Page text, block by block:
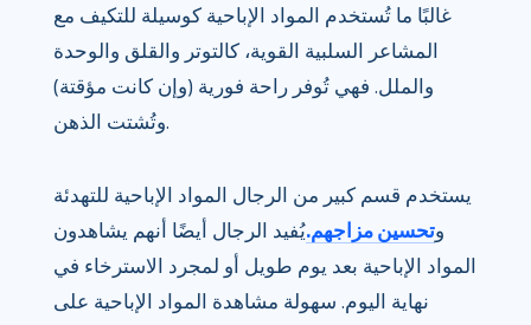
غالبًا ما تُستخدم المواد الإباحية كوسيلة للتكيف مع
المشاعر السلبية القوية، كالتوتر والقلق والوحدة
والملل. فهي تُوفر راحة فورية (وإن كانت مؤقتة)
وتُشتت الذهن.
يستخدم قسم كبير من الرجال المواد الإباحية للتهدئة
وتحسين مزاجهم.يُفيد الرجال أيضًا أنهم يشاهدون
المواد الإباحية بعد يوم طويل أو لمجرد الاسترخاء في
نهاية اليوم. سهولة مشاهدة المواد الإباحية على